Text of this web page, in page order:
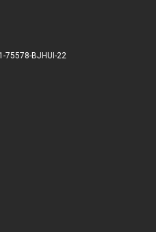
75578-BJHUI-22